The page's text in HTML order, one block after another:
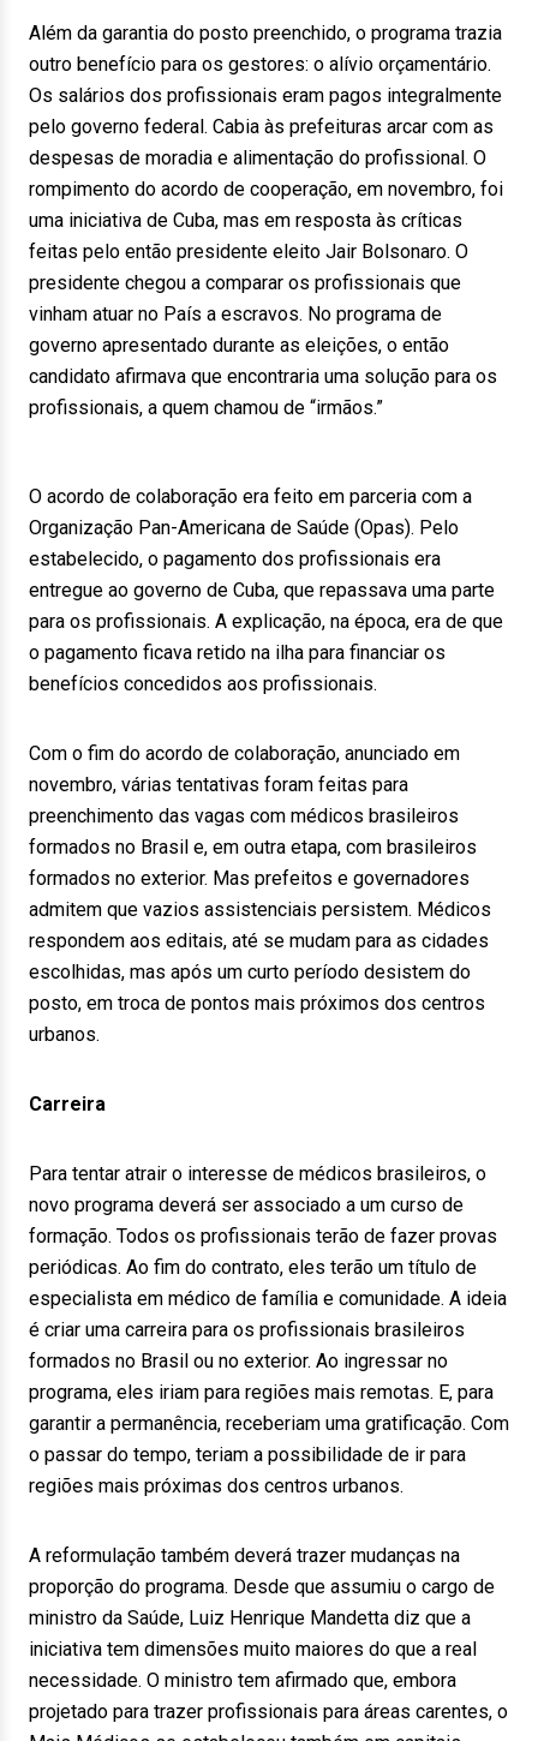
Além da garantia do posto preenchido, o programa trazia
outro benefício para os gestores: o alívio orçamentário.
Os salários dos profissionais eram pagos integralmente
pelo governo federal. Cabia às prefeituras arcar com as
despesas de moradia e alimentação do profissional. O
rompimento do acordo de cooperação, em novembro, foi
uma iniciativa de Cuba, mas em resposta às críticas
feitas pelo então presidente eleito Jair Bolsonaro. O
presidente chegou a comparar os profissionais que
vinham atuar no País a escravos. No programa de
governo apresentado durante as eleições, o então
candidato afirmava que encontraria uma solução para os
profissionais, a quem chamou de “irmãos.”
O acordo de colaboração era feito em parceria com a
Organização Pan-Americana de Saúde (Opas). Pelo
estabelecido, o pagamento dos profissionais era
entregue ao governo de Cuba, que repassava uma parte
para os profissionais. A explicação, na época, era de que
o pagamento ficava retido na ilha para financiar os
benefícios concedidos aos profissionais.
Com o fim do acordo de colaboração, anunciado em
novembro, várias tentativas foram feitas para
preenchimento das vagas com médicos brasileiros
formados no Brasil e, em outra etapa, com brasileiros
formados no exterior. Mas prefeitos e governadores
admitem que vazios assistenciais persistem. Médicos
respondem aos editais, até se mudam para as cidades
escolhidas, mas após um curto período desistem do
posto, em troca de pontos mais próximos dos centros
urbanos.
Carreira
Para tentar atrair o interesse de médicos brasileiros, o
novo programa deverá ser associado a um curso de
formação. Todos os profissionais terão de fazer provas
periódicas. Ao fim do contrato, eles terão um título de
especialista em médico de família e comunidade. A ideia
é criar uma carreira para os profissionais brasileiros
formados no Brasil ou no exterior. Ao ingressar no
programa, eles iriam para regiões mais remotas. E, para
garantir a permanência, receberiam uma gratificação. Com
o passar do tempo, teriam a possibilidade de ir para
regiões mais próximas dos centros urbanos.
A reformulação também deverá trazer mudanças na
proporção do programa. Desde que assumiu o cargo de
ministro da Saúde, Luiz Henrique Mandetta diz que a
iniciativa tem dimensões muito maiores do que a real
necessidade. O ministro tem afirmado que, embora
projetado para trazer profissionais para áreas carentes, o